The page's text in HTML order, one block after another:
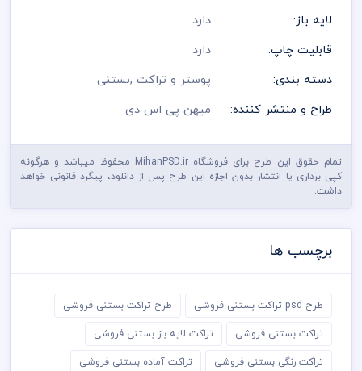
لایه باز:
دارد
قابلیت چاپ:
دارد
دسته بندی:
پوستر و تراکت,بستنی
طراح و منتشر کننده:
میهن پی اس دی
تمام حقوق این طرح برای فروشگاه MihanPSD.ir محفوظ میباشد و هرگونه
کپی برداری یا انتشار بدون اجازه این طرح پس از دانلود، پیگرد قانونی خواهد
داشت.
برچسب ها
طرح psd تراکت بستنی فروشی طرح تراکت بستنی فروشی
تراکت بستنی فروشی تراکت لایه باز بستنی فروشی
تراکت رنگی بستنی فروشی تراکت آماده بستنی فروشی